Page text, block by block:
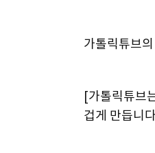
가톨릭튜브
[가톨릭튜브
겁게 만듭니